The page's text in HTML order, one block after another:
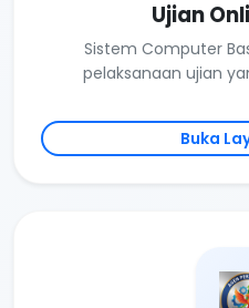
Ujian
Sistem Computer
pelaksanaan ujian
Buka